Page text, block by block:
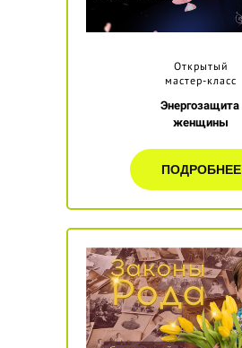
Открытый
мастер-класс
Энергозащита
женщины
ПОДРОБНЕЕ